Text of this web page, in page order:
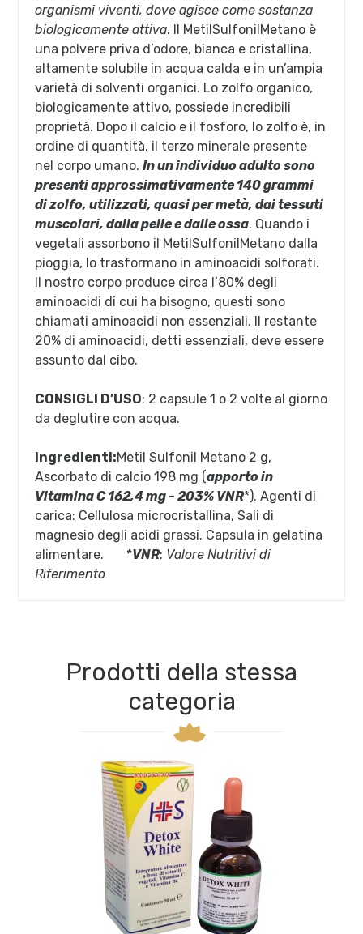
organismi viventi, dove agisce come sostanza
biologicamente attiva. Il MetilSulfonilMetano è
una polvere priva d’odore, bianca e cristallina,
altamente solubile in acqua calda e in un’ampia
varietà di solventi organici. Lo zolfo organico,
biologicamente attivo, possiede incredibili
proprietà. Dopo il calcio e il fosforo, lo zolfo è, in
ordine di quantità, il terzo minerale presente
nel corpo umano.In un individuo adulto sono
presenti approssimativamente 140 grammi
di zolfo, utilizzati, quasi per metà, dai tessuti
muscolari, dalla pelle e dalle ossa. Quando i
vegetali assorbono il MetilSulfonilMetano dalla
pioggia, lo trasformano in aminoacidi solforati.
Il nostro corpo produce circa l’80% degli
aminoacidi di cui ha bisogno, questi sono
chiamati aminoacidi non essenziali. Il restante
20% di aminoacidi, detti essenziali, deve essere
assunto dal cibo.
CONSIGLI D’USO: 2 capsule 1 o 2 volte al giorno
da deglutire con acqua.
Ingredienti:Metil Sulfonil Metano 2 g,
Ascorbato di calcio 198 mg (apporto in
Vitamina C 162,4 mg - 203% VNR*). Agenti di
carica: Cellulosa microcristallina, Sali di
magnesio degli acidi grassi. Capsula in gelatina
alimentare. *VNR: Valore Nutritivi di
Riferimento
Prodotti della stessa
categoria